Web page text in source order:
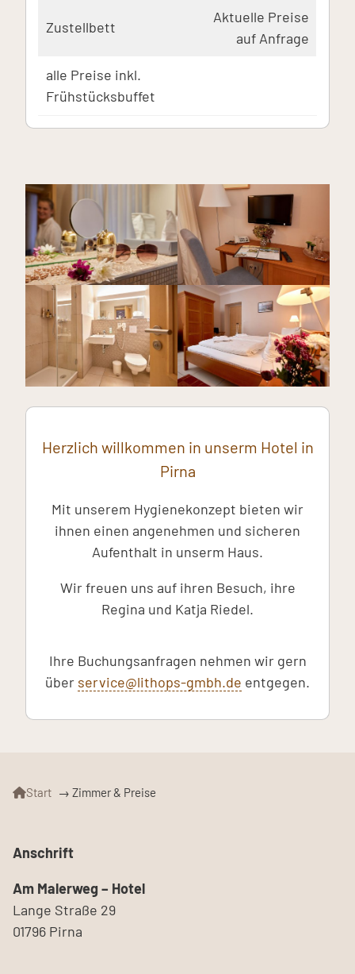
Zustellbett
Aktuelle Preise
auf Anfrage
alle Preise inkl.
Frühstücksbuffet
Herzlich willkommen in unserm Hotel in
Pirna
Mit unserem Hygienekonzept bieten wir
ihnen einen angenehmen und sicheren
Aufenthalt in unserm Haus.
Wir freuen uns auf ihren Besuch, ihre
Regina und Katja Riedel.
Ihre Buchungsanfragen nehmen wir gern
über service@lithops-gmbh.de entgegen.
Start → Zimmer & Preise
Anschrift
Am Malerweg – Hotel
Lange Straße 29
01796 Pirna